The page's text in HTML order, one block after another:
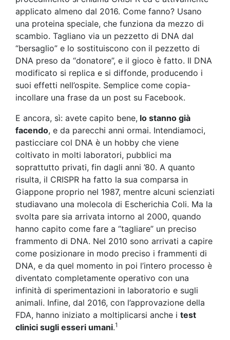
applicato almeno dal 2016. Come fanno? Usano
una proteina speciale, che funziona da mezzo di
scambio. Tagliano via un pezzetto di DNA dal
“bersaglio” e lo sostituiscono con il pezzetto di
DNA preso da “donatore”, e il gioco è fatto. Il DNA
modificato si replica e si diffonde, producendo i
suoi effetti nell’ospite. Semplice come copia-
incollare una frase da un post su Facebook.
E ancora, sì: avete capito bene, lo stanno già
facendo, e da parecchi anni ormai. Intendiamoci,
pasticciare col DNA è un hobby che viene
coltivato in molti laboratori, pubblici ma
soprattutto privati, fin dagli anni ’80. A quanto
risulta, il CRISPR ha fatto la sua comparsa in
Giappone proprio nel 1987, mentre alcuni scienziati
studiavano una molecola di Escherichia Coli. Ma la
svolta pare sia arrivata intorno al 2000, quando
hanno capito come fare a “tagliare” un preciso
frammento di DNA. Nel 2010 sono arrivati a capire
come posizionare in modo preciso i frammenti di
DNA, e da quel momento in poi l’intero processo è
diventato completamente operativo con una
infinità di sperimentazioni in laboratorio e sugli
animali. Infine, dal 2016, con l’approvazione della
FDA, hanno iniziato a moltiplicarsi anche i test
clinici sugli esseri umani.1